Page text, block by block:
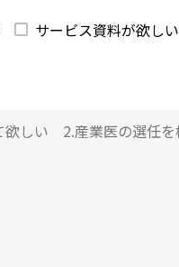
サービス資料が欲しい